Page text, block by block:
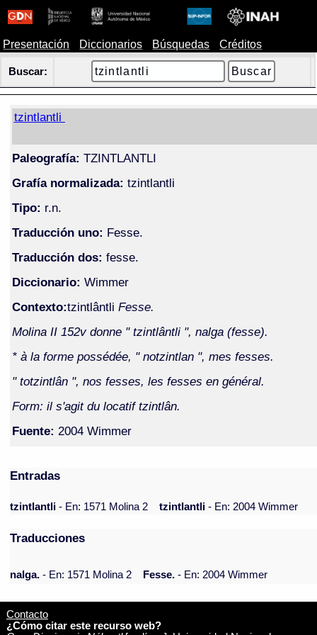
Presentación Diccionarios Búsquedas Créditos
Buscar:
tzintlantli
Paleografía: TZINTLANTLI
Grafía normalizada: tzintlantli
Tipo: r.n.
Traducción uno: Fesse.
Traducción dos: fesse.
Diccionario: Wimmer
Contexto:tzintlântli Fesse.
Molina II 152v donne " tzintlântli ", nalga (fesse).
* à la forme possédée, " notzintlan ", mes fesses.
" totzintlân ", nos fesses, les fesses en général.
Form: il s'agit du locatif tzintlân.
Fuente: 2004 Wimmer
Entradas
tzintlantli- En: 1571 Molina 2 tzintlantli- En: 2004 Wimmer
Traducciones
nalga. - En: 1571 Molina 2 Fesse. - En: 2004 Wimmer
Contacto
¿Cómo citar este recurso web?